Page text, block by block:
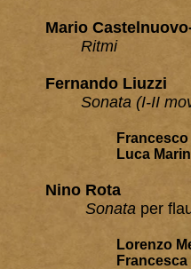
Mario
Ritmi
Fernando Liuzzi
Sonata (I-II
Luca
Nino Rota
Sonata per
Lorenzo
Francesca